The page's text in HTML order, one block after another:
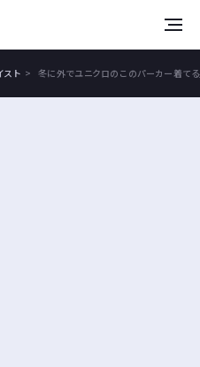
スト 冬に外でユニクロのこのパーカー着て